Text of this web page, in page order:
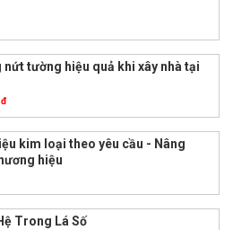
nứt tường hiệu quả khi xây nhà tại
đ
kim loại theo yêu cầu - Nâng
hiệu
Trong Lá Số